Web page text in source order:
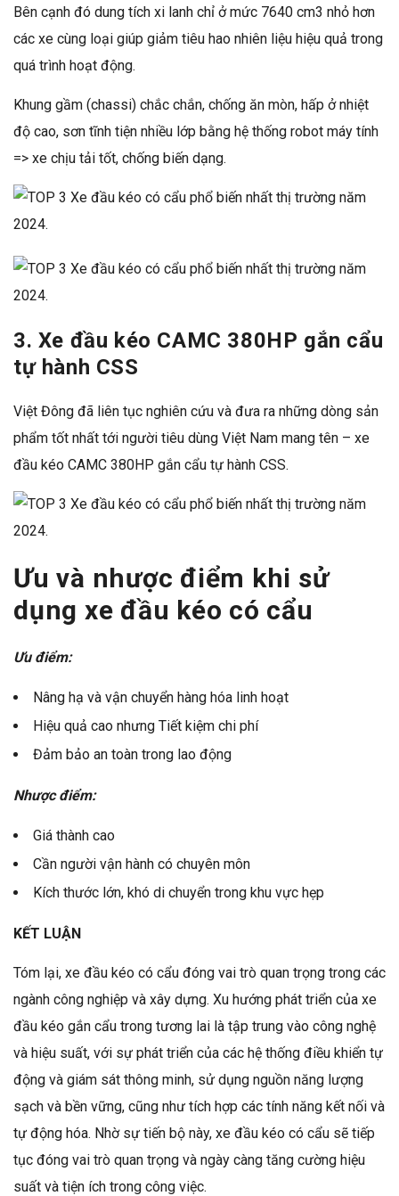
Bên cạnh đó dung tích xi lanh chỉ ở mức 7640 cm3 nhỏ hơn
các xe cùng loại giúp giảm tiêu hao nhiên liệu hiệu quả trong
quá trình hoạt động.
Khung gầm (chassi) chắc chắn, chống ăn mòn, hấp ở nhiệt
độ cao, sơn tĩnh tiện nhiều lớp bằng hệ thống robot máy tính
=> xe chịu tải tốt, chống biến dạng.
3. Xe đầu kéo CAMC 380HP gắn cẩu
tự hành CSS
Việt Đông đã liên tục nghiên cứu và đưa ra những dòng sản
phẩm tốt nhất tới người tiêu dùng Việt Nam mang tên – xe
đầu kéo CAMC 380HP gắn cẩu tự hành CSS.
Ưu và nhược điểm khi sử
dụng xe đầu kéo có cẩu
Ưu điểm:
Nâng hạ và vận chuyển hàng hóa linh hoạt
Hiệu quả cao nhưng Tiết kiệm chi phí
Đảm bảo an toàn trong lao động
Nhược điểm:
Giá thành cao
Cần người vận hành có chuyên môn
Kích thước lớn, khó di chuyển trong khu vực hẹp
KẾT LUẬN
Tóm lại, xe đầu kéo có cẩu đóng vai trò quan trọng trong các
ngành công nghiệp và xây dựng. Xu hướng phát triển của xe
đầu kéo gắn cẩu trong tương lai là tập trung vào công nghệ
và hiệu suất, với sự phát triển của các hệ thống điều khiển tự
động và giám sát thông minh, sử dụng nguồn năng lượng
sạch và bền vững, cũng như tích hợp các tính năng kết nối và
tự động hóa. Nhờ sự tiến bộ này, xe đầu kéo có cẩu sẽ tiếp
tục đóng vai trò quan trọng và ngày càng tăng cường hiệu
suất và tiện ích trong công việc.